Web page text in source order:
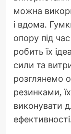
можна
і вдома.
опору під
робить їх
сили та
розглянемо
резинками,
виконувати